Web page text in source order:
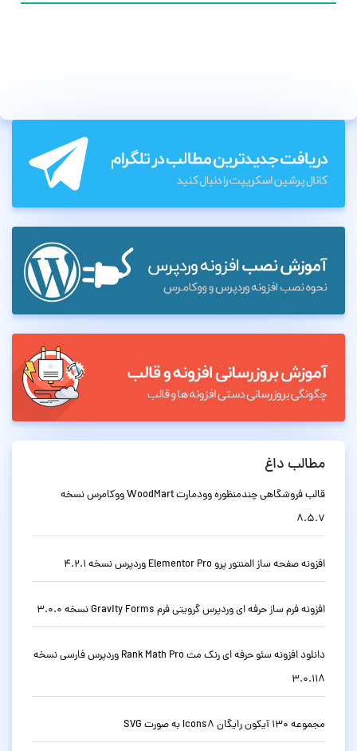
مطالب داغ
قالب فروشگاهی چندمنظوره وودمارت WoodMart ووکامرس نسخه
8.5.7
افزونه صفحه ساز المنتور پرو Elementor Pro وردپرس نسخه 4.2.1
افزونه فرم ساز حرفه ای وردپرس گرویتی فرم Gravity Forms نسخه 3.0.0
دانلود افزونه سئو حرفه ای رنک مث Rank Math Pro وردپرس فارسی نسخه
3.0.118
مجموعه 130 آیکون رایگان Icons8 به صورت SVG